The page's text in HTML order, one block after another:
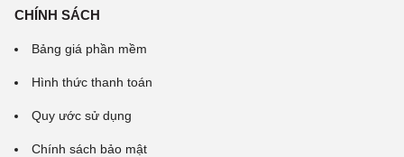
CHÍNH SÁCH
Bảng giá phần mềm
Hình thức thanh toán
Quy ước sử dụng
Chính sách bảo mật